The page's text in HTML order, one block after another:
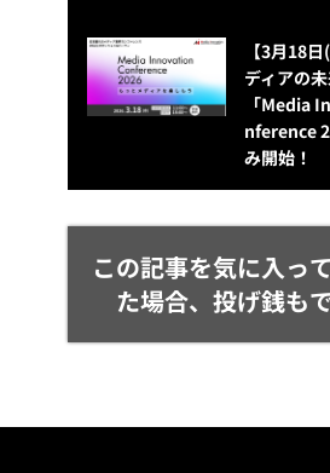
【3月18
ディアの
「Media
nference
み開始！
この記事を気に入っ
た場合、投げ銭も